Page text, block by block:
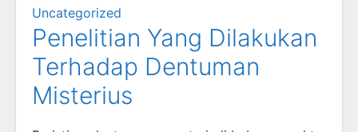
Uncategorized
Penelitian Yang Dilakukan
Terhadap Dentuman
Misterius